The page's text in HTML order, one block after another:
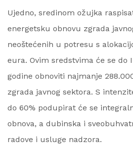
Ujedno, sredinom ožujka
energetsku obnovu zgrada
neoštećenih u potresu s
eura. Ovim sredstvima će se do
godine obnoviti najmanje
zgrada javnog sektora. S
do 60% podupirat će se
obnova, a dubinska i
radove i usluge nadzora.